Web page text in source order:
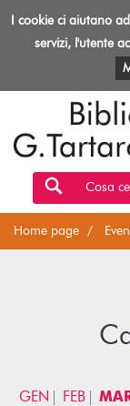
Biblioteca
Rovereto
EVENTI E
Cosa
Home page
GEN FEB
I cookie ci aiutano
servizi, l'utente